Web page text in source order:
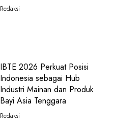
Redaksi
IBTE 2026 Perkuat Posisi
Indonesia sebagai Hub
Industri Mainan dan Produk
Bayi Asia Tenggara
Redaksi